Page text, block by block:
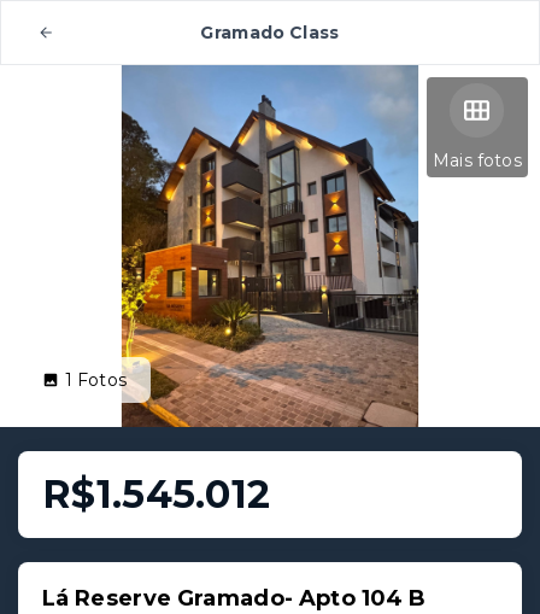
Gramado Class
Mais fotos
1 Fotos
R$1.545.012
Lá Reserve Gramado- Apto 104 B